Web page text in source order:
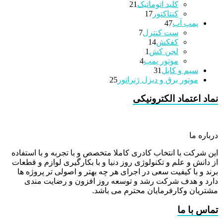
کلید اتوماتیک 21
کنتاکتور 17
پمپ آب47
47
محصولات
ست کنترل7
کفکش14
محصولات لجن کش 1
محصولاتموتور پمپ4
4
سیم و کابل 31
محصولات
موتور برق و دیزل ژنراتور 25
نماد اعتماد الکترونیکی
درباره ما
این شرکت با انتخاب کادری کاملا متخصص و با تجربه و با استفاده
از دانش و علم و تکنولوژی روز دنیا و با بکارگیری لوازم و قطعات
برند و با کیفیت سعی در اجرای هر چه بهتر و اصولی تر پروژه ها
دارد و هدف شرکت رشد و توسعه روز افزون و رضایت مندی
مشتریان وکارفرمایان محترم می باشد.
تماس با ما